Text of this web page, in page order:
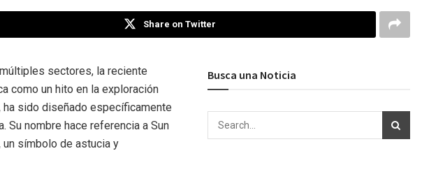
Share on Twitter
sectores, la reciente
como un hito en la exploración
ha sido diseñado específicamente
Su nombre hace referencia a Sun
un símbolo de astucia y
Busca una Noticia